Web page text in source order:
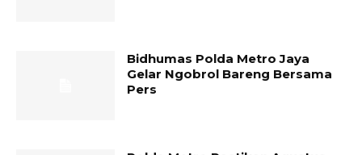
Bidhumas Polda Metro Jaya
Gelar Ngobrol Bareng Bersama
Pers